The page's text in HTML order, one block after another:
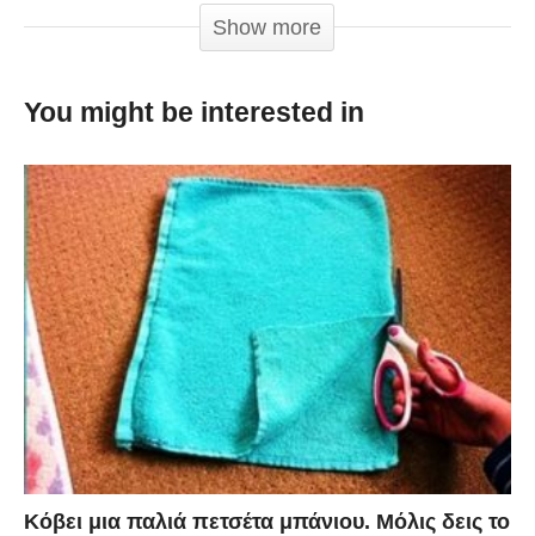
«ορθό» τρόπο λοιπόν μας δείχνει η Marie Kondo,
συγγραφέας best seller βιβλίων με οδηγίες για να
προτείνει μάλλον κερδίζουμε και αρκετό χώρο στα
συρτάρια μας. Και μην ξεγελαστείτε από τις πρώτες
κινήσεις που κάνει και ίσως να μοιάζουν πολύ με τη
μέθοδο που και εσείς ακολουθείτε γιατί στη συνέχεια
θα διαπιστώσετε πως οι κινήσεις που κάνει προς το
τέλος είναι πολύ διαφορετικές από τις
συνηθισμένες. Α! Και προσοχή στον τρόπο που
διπλώνει τις κάλτσες…
Show more
You might be interested in
Κόβει μια παλιά πετσέτα μπάνιου. Μόλις δεις το